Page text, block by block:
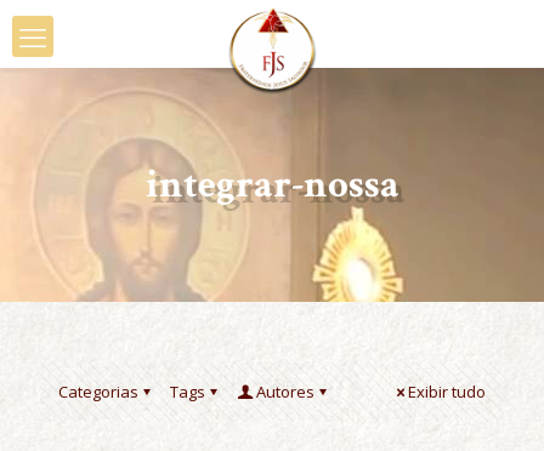
integrar-nossa
Categorias Tags Autores Exibir tudo